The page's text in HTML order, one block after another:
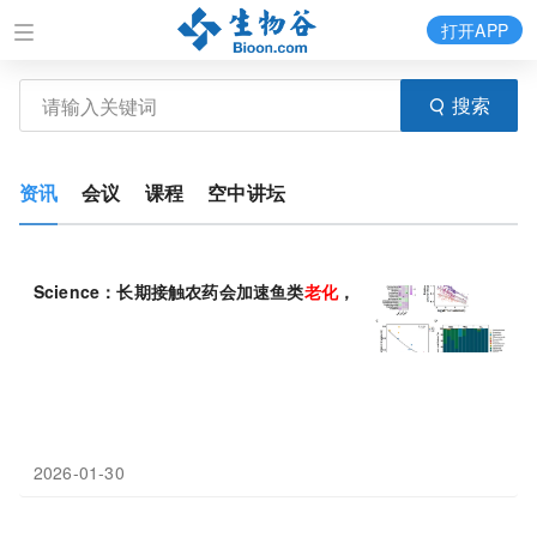
搜索
打开APP
资讯 会议 课程 空中讲坛
Science：长期接触农药会加速鱼类老化，缩短寿命
2026-01-30